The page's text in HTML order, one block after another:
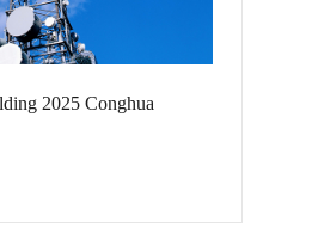
2025 Conghua